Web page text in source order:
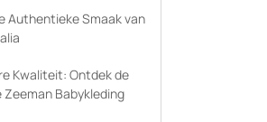
Authentieke Smaak van
Kwaliteit: Ontdek de
Babykleding